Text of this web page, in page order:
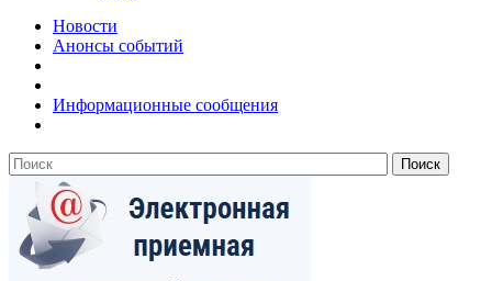
Новости
Анонсы событий
Информационные сообщения